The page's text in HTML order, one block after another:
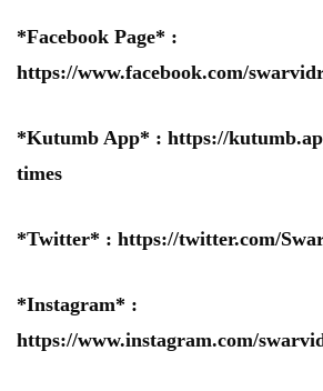
*Facebook Page* :
https://www.facebook.com/
*Kutumb App* : https://
times
*Twitter* : https://twitter.com/
*Instagram* :
https://www.instagram.com/